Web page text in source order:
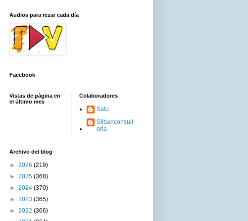
Audios para rezar cada día
Facebook
Vistas de página en
el último mes
Colaboradores
Satu
Silbanconsult
oria
Archivo del blog
► 2026 (219)
► 2025 (368)
► 2024 (370)
► 2023 (365)
► 2022 (366)